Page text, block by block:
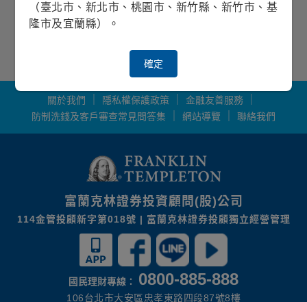
*資料僅供參考，如有異動，以銀行規定辦法辦
關於我們 隱私權保護政策
金融友善服務
防制洗錢及客戶審查常見問答集
網站導覽 聯絡我們
富蘭克林證券投資顧問(股)公司
114金管投顧新字第018號 | 富蘭克林證券投顧獨立經營管理
國民理財專線： 0800-885-888
106台北市大安區忠孝東路四段87號8樓
（臺北市、新北市、桃園市、新竹縣、新竹市、基
隆市及宜蘭縣）。
確定